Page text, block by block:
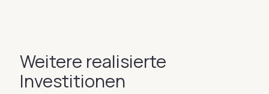
Weitere realisierte
Investitionen